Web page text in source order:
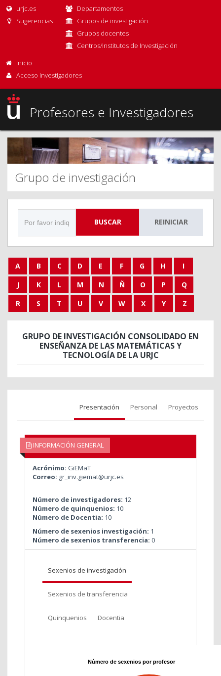
urjc.es
Sugerencias
Departamentos
Grupos de investigación
Grupos docentes
Centros/Institutos de Investigación
Inicio
Acceso Investigadores
Profesores e Investigadores
Grupo de investigación
BUSCAR REINICIAR
A B C D E F G H
I
J
K L M N Ñ O P
Q
R
S T U V W X Y Z
GRUPO DE INVESTIGACIÓN CONSOLIDADO EN
ENSEÑANZA DE LAS MATEMÁTICAS Y
TECNOLOGÍA DE LA URJC
Presentación Personal Proyectos
INFORMACIÓN GENERAL
Acrónimo: GiEMaT
Correo: gr_inv.giemat@urjc.es
Número de investigadores: 12
Número de quinquenios: 10
Número de Docentia: 10
Número de sexenios investigación: 1
Número de sexenios transferencia: 0
Sexenios de investigación
Sexenios de transferencia
Quinquenios Docentia
Número de sexenios por profesor